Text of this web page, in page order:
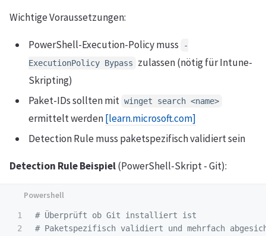
Wichtige Voraussetzungen:
PowerShell-Execution-Policy muss
-
ExecutionPolicy Bypass
zulassen (nötig für Intune-
Skripting)
Paket-IDs sollten mit winget search <name>
ermittelt werden[learn.microsoft.com]
Detection Rule muss paketspezifisch validiert sein
Detection Rule Beispiel(PowerShell-Skript - Git):
1
2
# Überprüft ob Git installiert ist
# Paketspezifisch validiert und mehrfach